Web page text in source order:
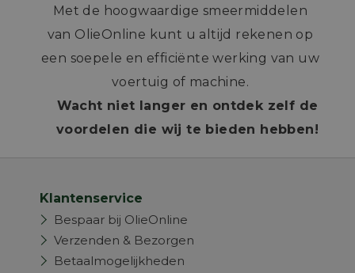
Met de hoogwaardige smeermiddelen
van OlieOnline kunt u altijd rekenen op
een soepele en efficiënte werking van uw
voertuig of machine.
Wacht niet langer en ontdek zelf de
voordelen die wij te bieden hebben!
Klantenservice
Bespaar bij OlieOnline
Verzenden & Bezorgen
Betaalmogelijkheden